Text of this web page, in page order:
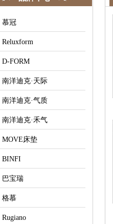
慕冠
Reluxform
D-FORM
南洋迪克·天际
南洋迪克·气质
南洋迪克·禾气
MOVE床垫
BINFI
巴宝瑞
格慕
Rugiano